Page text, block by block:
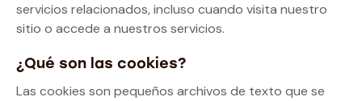
servicios relacionados, incluso cuando visita nuestro
sitio o accede a nuestros servicios.
¿Qué son las cookies?
Las cookies son pequeños archivos de texto que se